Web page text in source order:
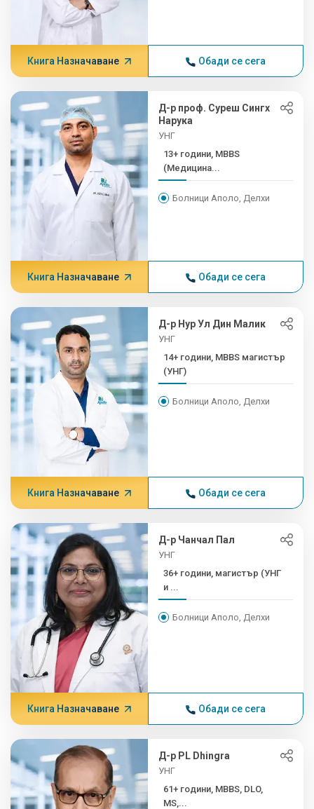
Книга Назначаване Обади се сега
Д-р проф. Суреш Сингх
Нарука
УНГ
13+ години, MBBS
(Медицина...
Болници Аполо, Делхи
Книга Назначаване Обади се сега
Д-р Нур Ул Дин Малик
УНГ
14+ години, MBBS магистър
(УНГ)
Болници Аполо, Делхи
Книга Назначаване Обади се сега
Д-р Чанчал Пал
УНГ
36+ години, магистър (УНГ
и ...
Болници Аполо, Делхи
Книга Назначаване Обади се сега
Д-р PL Dhingra
УНГ
61+ години, MBBS, DLO,
MS,...